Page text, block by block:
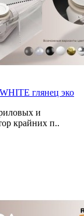
глянец эко
и
крайних п..